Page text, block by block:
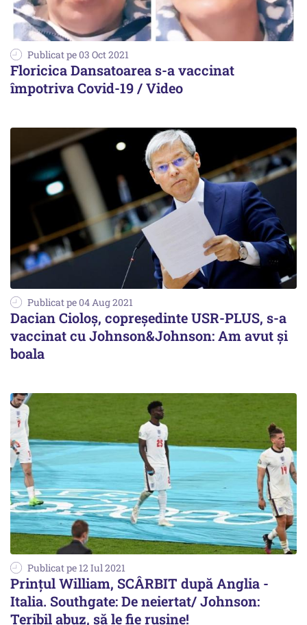
Publicat pe 03 Oct 2021
Floricica Dansatoarea s-a vaccinat
împotriva Covid-19 / Video
Publicat pe 04 Aug 2021
Dacian Cioloş, copreşedinte USR-PLUS, s-a
vaccinat cu Johnson&Johnson: Am avut și
boala
Publicat pe 12 Iul 2021
Prințul William, SCÂRBIT după Anglia -
Italia. Southgate: De neiertat/ Johnson:
Teribil abuz, să le fie rușine!